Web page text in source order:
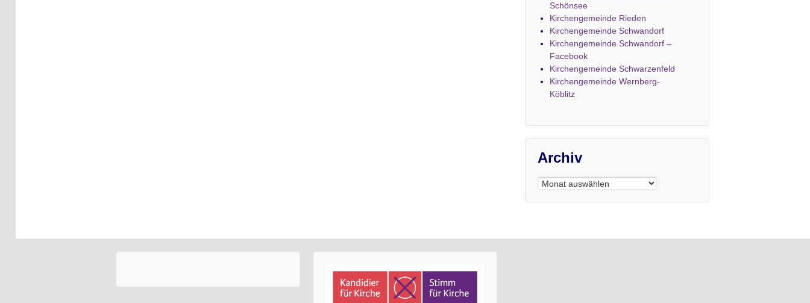
Schönsee
Kirchengemeinde Rieden
Kirchengemeinde Schwandorf
Kirchengemeinde Schwandorf –
Facebook
Kirchengemeinde Schwarzenfeld
Kirchengemeinde Wernberg-
Köblitz
Archiv
Archiv